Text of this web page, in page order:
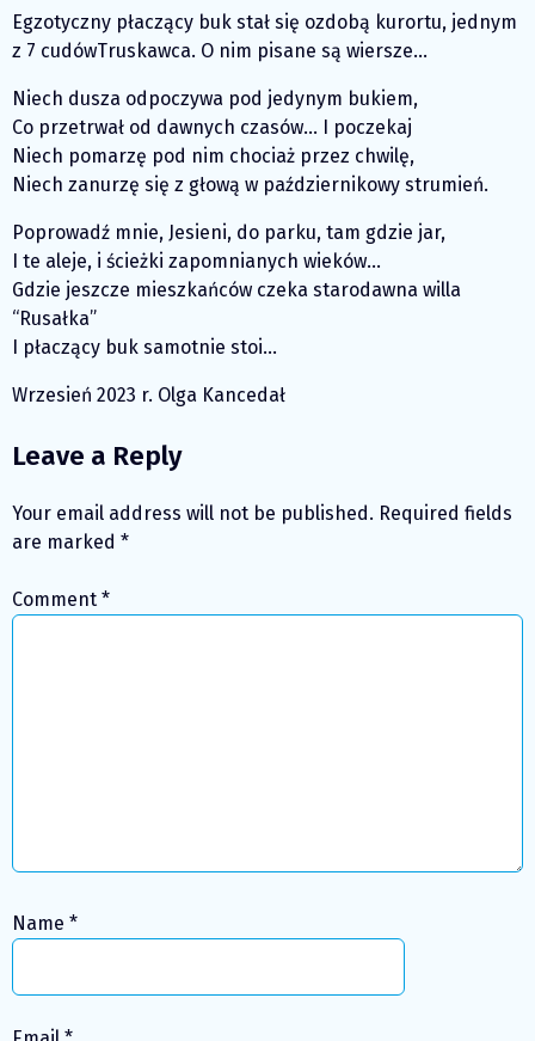
Egzotyczny płaczący buk stał się ozdobą kurortu, jednym
z 7 cudówTruskawca. O nim pisane są wiersze…
Niech dusza odpoczywa pod jedynym bukiem,
Co przetrwał od dawnych czasów… I poczekaj
Niech pomarzę pod nim chociaż przez chwilę,
Niech zanurzę się z głową w październikowy strumień.
Poprowadź mnie, Jesieni, do parku, tam gdzie jar,
I te aleje, i ścieżki zapomnianych wieków…
Gdzie jeszcze mieszkańców czeka starodawna willa
“Rusałka”
I płaczący buk samotnie stoi…
Wrzesień 2023 r. Olga Kancedał
Leave a Reply
Your email address will not be published. Required fields
are marked *
Comment *
Name *